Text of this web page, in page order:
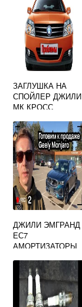
ЗАГЛУШКА НА
СПОЙЛЕР ДЖИЛИ
МК КРОСС
ДЖИЛИ ЭМГРАНД
ЕС7
АМОРТИЗАТОРЫ